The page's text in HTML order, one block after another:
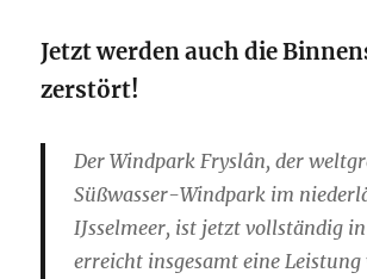
Jetzt werden auch die
zerstört!
Der Windpark Fryslân, der
Süßwasser-Windpark im
IJsselmeer, ist jetzt vollständig
erreicht insgesamt eine Leistung